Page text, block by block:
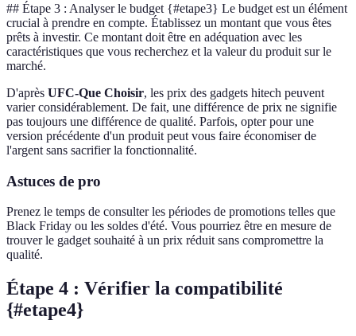
## Étape 3 : Analyser le budget {#etape3} Le budget est un élément
crucial à prendre en compte. Établissez un montant que vous êtes
prêts à investir. Ce montant doit être en adéquation avec les
caractéristiques que vous recherchez et la valeur du produit sur le
marché.
D'après UFC-Que Choisir, les prix des gadgets hitech peuvent
varier considérablement. De fait, une différence de prix ne signifie
pas toujours une différence de qualité. Parfois, opter pour une
version précédente d'un produit peut vous faire économiser de
l'argent sans sacrifier la fonctionnalité.
Astuces de pro
Prenez le temps de consulter les périodes de promotions telles que
Black Friday ou les soldes d'été. Vous pourriez être en mesure de
trouver le gadget souhaité à un prix réduit sans compromettre la
qualité.
Étape 4 : Vérifier la compatibilité
{#etape4}